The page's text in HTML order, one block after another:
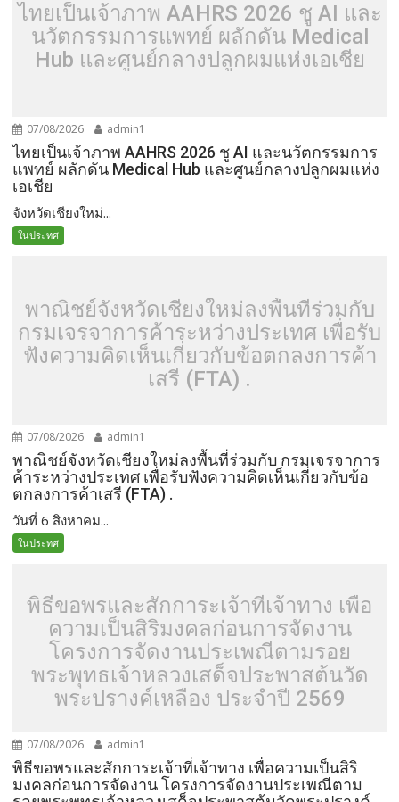
ไทยเป็นเจ้าภาพ AAHRS 2026 ชู AI และ
นวัตกรรมการแพทย์ ผลักดัน Medical
Hub และศูนย์กลางปลูกผมแห่งเอเชีย
07/08/2026 admin1
ไทยเป็นเจ้าภาพ AAHRS 2026 ชู AI และนวัตกรรมการ
แพทย์ ผลักดัน Medical Hub และศูนย์กลางปลูกผมแห่ง
เอเชีย
จังหวัดเชียงใหม่...
ในประทศ
พาณิชย์จังหวัดเชียงใหม่ลงพื้นที่ร่วมกับ
กรมเจรจาการค้าระหว่างประเทศ เพื่อรับ
ฟังความคิดเห็นเกี่ยวกับข้อตกลงการค้า
เสรี (FTA) .
07/08/2026 admin1
พาณิชย์จังหวัดเชียงใหม่ลงพื้นที่ร่วมกับ กรมเจรจาการ
ค้าระหว่างประเทศ เพื่อรับฟังความคิดเห็นเกี่ยวกับข้อ
ตกลงการค้าเสรี (FTA) .
วันที่ 6 สิงหาคม...
ในประทศ
พิธีขอพรและสักการะเจ้าที่เจ้าทาง เพื่อ
ความเป็นสิริมงคลก่อนการจัดงาน
โครงการจัดงานประเพณีตามรอย
พระพุทธเจ้าหลวงเสด็จประพาสต้นวัด
พระปรางค์เหลือง ประจำปี 2569
07/08/2026 admin1
พิธีขอพรและสักการะเจ้าที่เจ้าทาง เพื่อความเป็นสิริ
มงคลก่อนการจัดงาน โครงการจัดงานประเพณีตาม